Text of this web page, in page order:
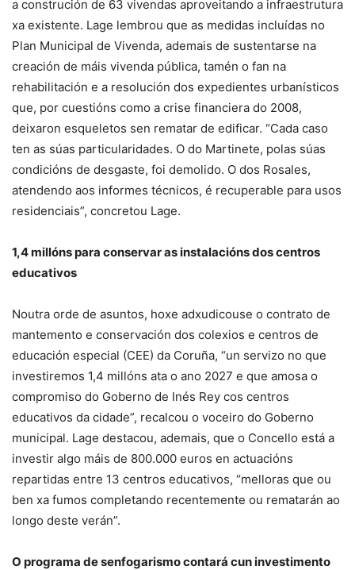
a construción de 63 vivendas aproveitando a infraestrutura
xa existente. Lage lembrou que as medidas incluídas no
Plan Municipal de Vivenda, ademais de sustentarse na
creación de máis vivenda pública, tamén o fan na
rehabilitación e a resolución dos expedientes urbanísticos
que, por cuestións como a crise financiera do 2008,
deixaron esqueletos sen rematar de edificar. “Cada caso
ten as súas particularidades. O do Martinete, polas súas
condicións de desgaste, foi demolido. O dos Rosales,
atendendo aos informes técnicos, é recuperable para usos
residenciais”, concretou Lage.
1,4 millóns para conservar as instalacións dos centros
educativos
Noutra orde de asuntos, hoxe adxudicouse o contrato de
mantemento e conservación dos colexios e centros de
educación especial (CEE) da Coruña, “un servizo no que
investiremos 1,4 millóns ata o ano 2027 e que amosa o
compromiso do Goberno de Inés Rey cos centros
educativos da cidade”, recalcou o voceiro do Goberno
municipal. Lage destacou, ademais, que o Concello está a
investir algo máis de 800.000 euros en actuacións
repartidas entre 13 centros educativos, “melloras que ou
ben xa fumos completando recentemente ou rematarán ao
longo deste verán”.
O programa de senfogarismo contará cun investimento